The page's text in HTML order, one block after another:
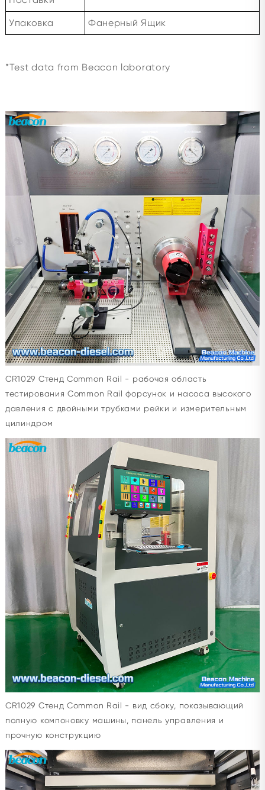
Упаковка Фанерный Ящик
*Test data from Beacon laboratory
CR1029 Стенд Common Rail - рабочая область
тестирования Common Rail форсунок и насоса высокого
давления с двойными трубками рейки и измерительным
цилиндром
CR1029 Стенд Common Rail - вид сбоку, показывающий
полную компоновку машины, панель управления и
прочную конструкцию